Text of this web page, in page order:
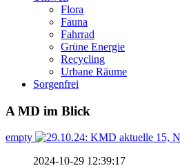
Flora
Fauna
Fahrrad
Grüne Energie
Recycling
Urbane Räume
Sorgenfrei
A MD im Blick
empty
2024-10-29 12:39:17